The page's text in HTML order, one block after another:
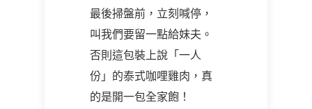
最後掃盤前，立刻喊停，
叫我們要留一點給妹夫。
否則這包裝上說「一人
份」的泰式咖哩雞肉，真
的是開一包全家飽！